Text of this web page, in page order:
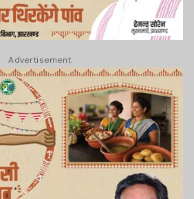
Advertisement